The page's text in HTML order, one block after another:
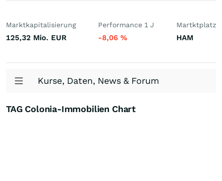
Marktkapitalisierung
125,32 Mio. EUR
Performance 1 J
-8,06 %
Martktplatz
HAM
Kurse, Daten, News & Forum
TAG Colonia-Immobilien Chart